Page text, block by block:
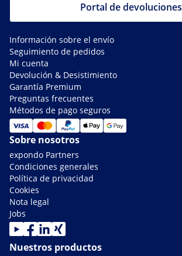
Portal de devoluciones
Información sobre el envío
Seguimiento de pedidos
Mi cuenta
Devolución & Desistimiento
Garantía Premium
Preguntas frecuentes
Métodos de pago seguros
Sobre nosotros
expondo Partners
Condiciones generales
Política de privacidad
Cookies
Nota legal
Jobs
Nuestros productos